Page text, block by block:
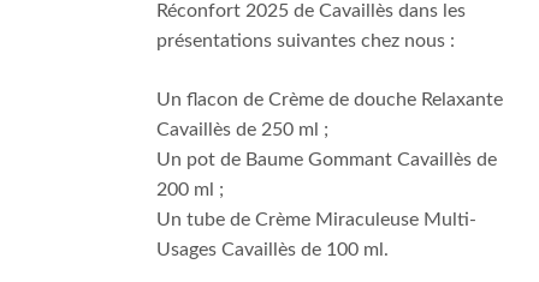
Réconfort 2025 de Cavaillès dans les
présentations suivantes chez nous :
Un flacon de Crème de douche Relaxante
Cavaillès de 250 ml ;
Un pot de Baume Gommant Cavaillès de
200 ml ;
Un tube de Crème Miraculeuse Multi-
Usages Cavaillès de 100 ml.